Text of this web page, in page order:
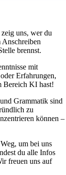
uns, wer du
brennst.
mit
Erfahrungen,
Bereich KI hast!
Grammatik sind
zu
können –
um bei uns
du alle Infos
freuen uns auf